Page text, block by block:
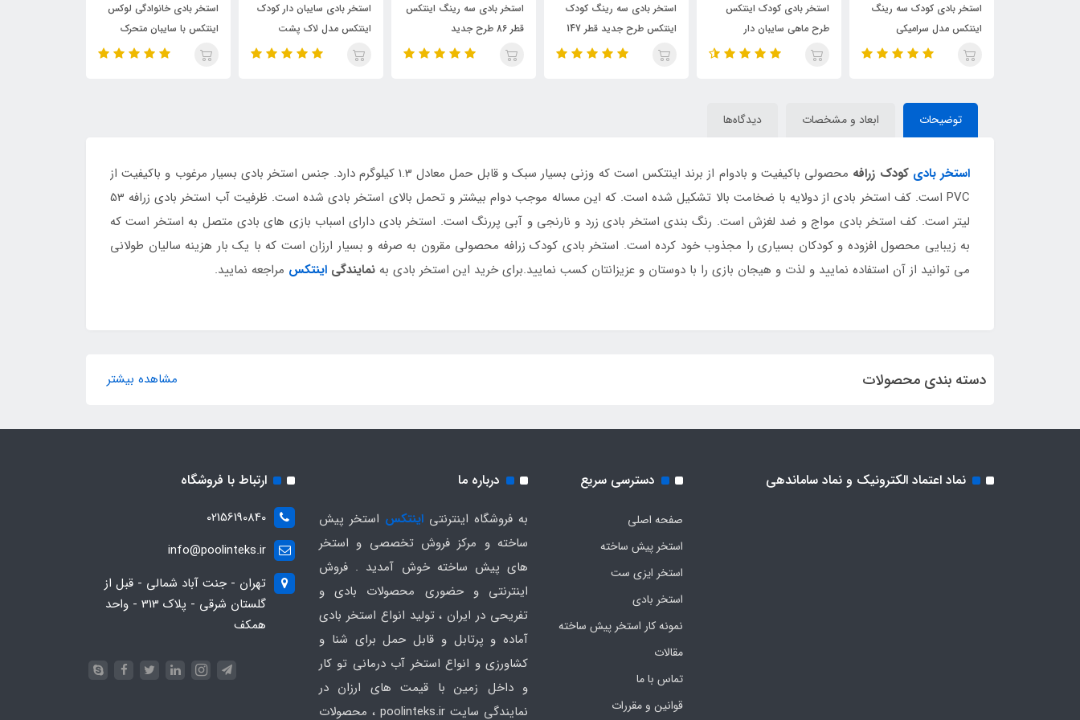
استخر بادی کودک اینتکس
طرح ماهی سایبان دار
استخر بادی سه رینگ کودک
اینتکس طرح جدید قطر 147
استخر بادی سه رینگ اینتکس
قطر 86 طرح جدید
استخر بادی سایبان دار کودک
اینتکس مدل لاک پشت
استخر بادی خانوادگی لوکس
اینتکس با سایبان متحرک
استخر بادی مستطیلی
خانوادگی اینتکس با نشیمنگاه
بادی
توضیحات ابعاد و مشخصات دیدگاه‌ها
استخر بادی کودک زرافه
محصولی باکیفیت و بادوام از برند اینتکس است که وزنی بسیار سبک و قابل حمل معادل 1.3 کیلوگرم دارد. جنس استخر بادی بسیار مرغوب و باکیفیت از
PVC است. کف استخر بادی از دولایه با ضخامت بالا تشکیل شده است. که این مساله موجب دوام بیشتر و تحمل بالای استخر بادی شده است. ظرفیت آب استخر بادی زرافه 53
لیتر است. کف استخر بادی مواج و ضد لغزش است. رنگ بندی استخر بادی زرد و نارنجی و آبی پررنگ است. استخر بادی دارای اسباب بازی های بادی متصل به استخر است که
به زیبایی محصول افزوده و کودکان بسیاری را مجذوب خود کرده است. استخر بادی کودک زرافه محصولی مقرون به صرفه و بسیار ارزان است که با یک بار هزینه سالیان طولانی
می توانید از آن استفاده نمایید و لذت و هیجان بازی را با دوستان و عزیزانتان کسب نمایید.برای خرید این استخر بادی به نمایندگی اینتکس مراجعه نمایید.
دسته بندی محصولات مشاهده بیشتر
نماد اعتماد الکترونیک و نماد ساماندهی دسترسی سریع
صفحه اصلی
استخر پیش ساخته
استخر ایزی ست
استخر بادی
نمونه کار استخر پیش ساخته
مقالات
تماس با ما
قوانین و مقررات
درباره ما
به فروشگاه اینترنتی اینتکس استخر پیش
ساخته و مرکز فروش تخصصی و استخر
های پیش ساخته خوش آمدید . فروش
اینترنتی و حضوری محصولات بادی و
تفریحی در ایران ، تولید انواع استخر بادی
آماده و پرتابل و قابل حمل برای شنا و
کشاورزی و انواع استخر آب درمانی تو کار
و داخل زمین با قیمت های ارزان در
نمایندگی سایت poolinteks.ir ، محصولات
ارتباط با فروشگاه
02156190840
info@poolinteks.ir
تهران - جنت آباد شمالی - قبل از
گلستان شرقی - پلاک 313 - واحد
همکف